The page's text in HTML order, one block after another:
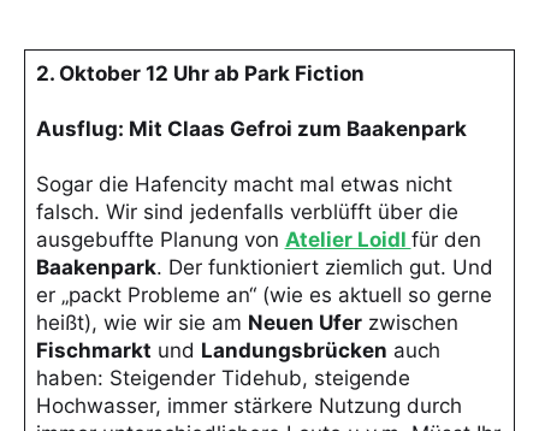
2. Oktober 12 Uhr ab Park Fiction
Ausflug: Mit Claas Gefroi zum Baakenpark
Sogar die Hafencity macht mal etwas nicht
falsch. Wir sind jedenfalls verblüfft über die
ausgebuffte Planung von Atelier Loidl für den
Baakenpark. Der funktioniert ziemlich gut. Und
er „packt Probleme an“ (wie es aktuell so gerne
heißt), wie wir sie am Neuen Uferzwischen
Fischmarkt und Landungsbrücken auch
haben: Steigender Tidehub, steigende
Hochwasser, immer stärkere Nutzung durch